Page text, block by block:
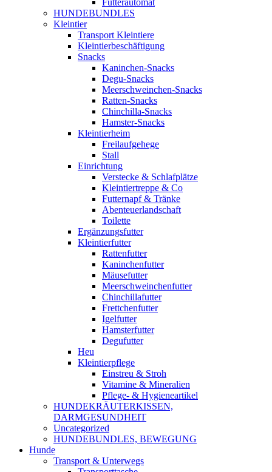
Futterautomat
HUNDEBUNDLES
Kleintier
Transport Kleintiere
Kleintierbeschäftigung
Snacks
Kaninchen-Snacks
Degu-Snacks
Meerschweinchen-Snacks
Ratten-Snacks
Chinchilla-Snacks
Hamster-Snacks
Kleintierheim
Freilaufgehege
Stall
Einrichtung
Verstecke & Schlafplätze
Kleintiertreppe & Co
Futternapf & Tränke
Abenteuerlandschaft
Toilette
Ergänzungsfutter
Kleintierfutter
Rattenfutter
Kaninchenfutter
Mäusefutter
Meerschweinchenfutter
Chinchillafutter
Frettchenfutter
Igelfutter
Hamsterfutter
Degufutter
Heu
Kleintierpflege
Einstreu & Stroh
Vitamine & Mineralien
Pflege- & Hygieneartikel
HUNDEKRÄUTERKISSEN,
DARMGESUNDHEIT
Uncategorized
HUNDEBUNDLES, BEWEGUNG
Hunde
Transport & Unterwegs